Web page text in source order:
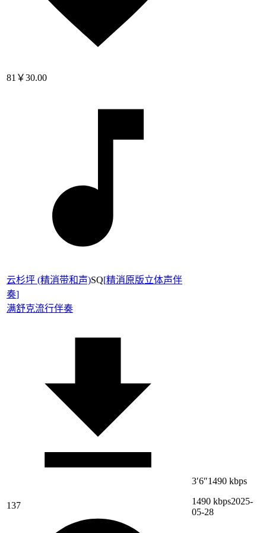
81 ￥30.00
云杉坪 (精消带和声)SQ[精消原版立体声伴
奏]
满舒克流行伴奏
137
3′6″1490 kbps
1490 kbps2025-
05-28